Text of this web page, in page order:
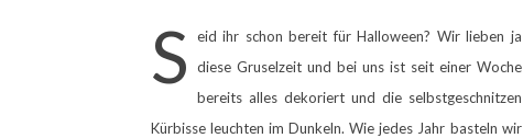
S
eid ihr schon bereit für Halloween? Wir lieben ja
diese Gruselzeit und bei uns ist seit einer Woche
bereits alles dekoriert und die selbstgeschnitzen
Kürbisse leuchten im Dunkeln. Wie jedes Jahr basteln wir